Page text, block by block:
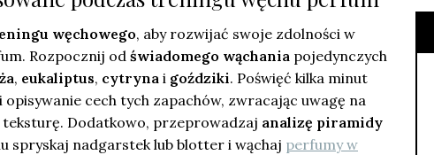
węchowego, aby rozwijać swoje zdolności w
Rozpocznij odświadomego wąchania pojedynczych
, eukaliptus, cytryna i goździki. Poświęć kilka minut
cech tych zapachów, zwracając uwagę na
teksturę. Dodatkowo, przeprowadzaj analizę piramidy
spryskaj nadgarstek lub blotter i wąchaj perfumy w